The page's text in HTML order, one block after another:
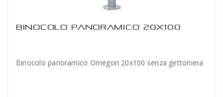
BINOCOLO PANORAMICO 20X100
Binocolo panoramico Omegon 20x100 senza gettoniera